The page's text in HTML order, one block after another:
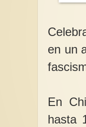
en un
En
hasta